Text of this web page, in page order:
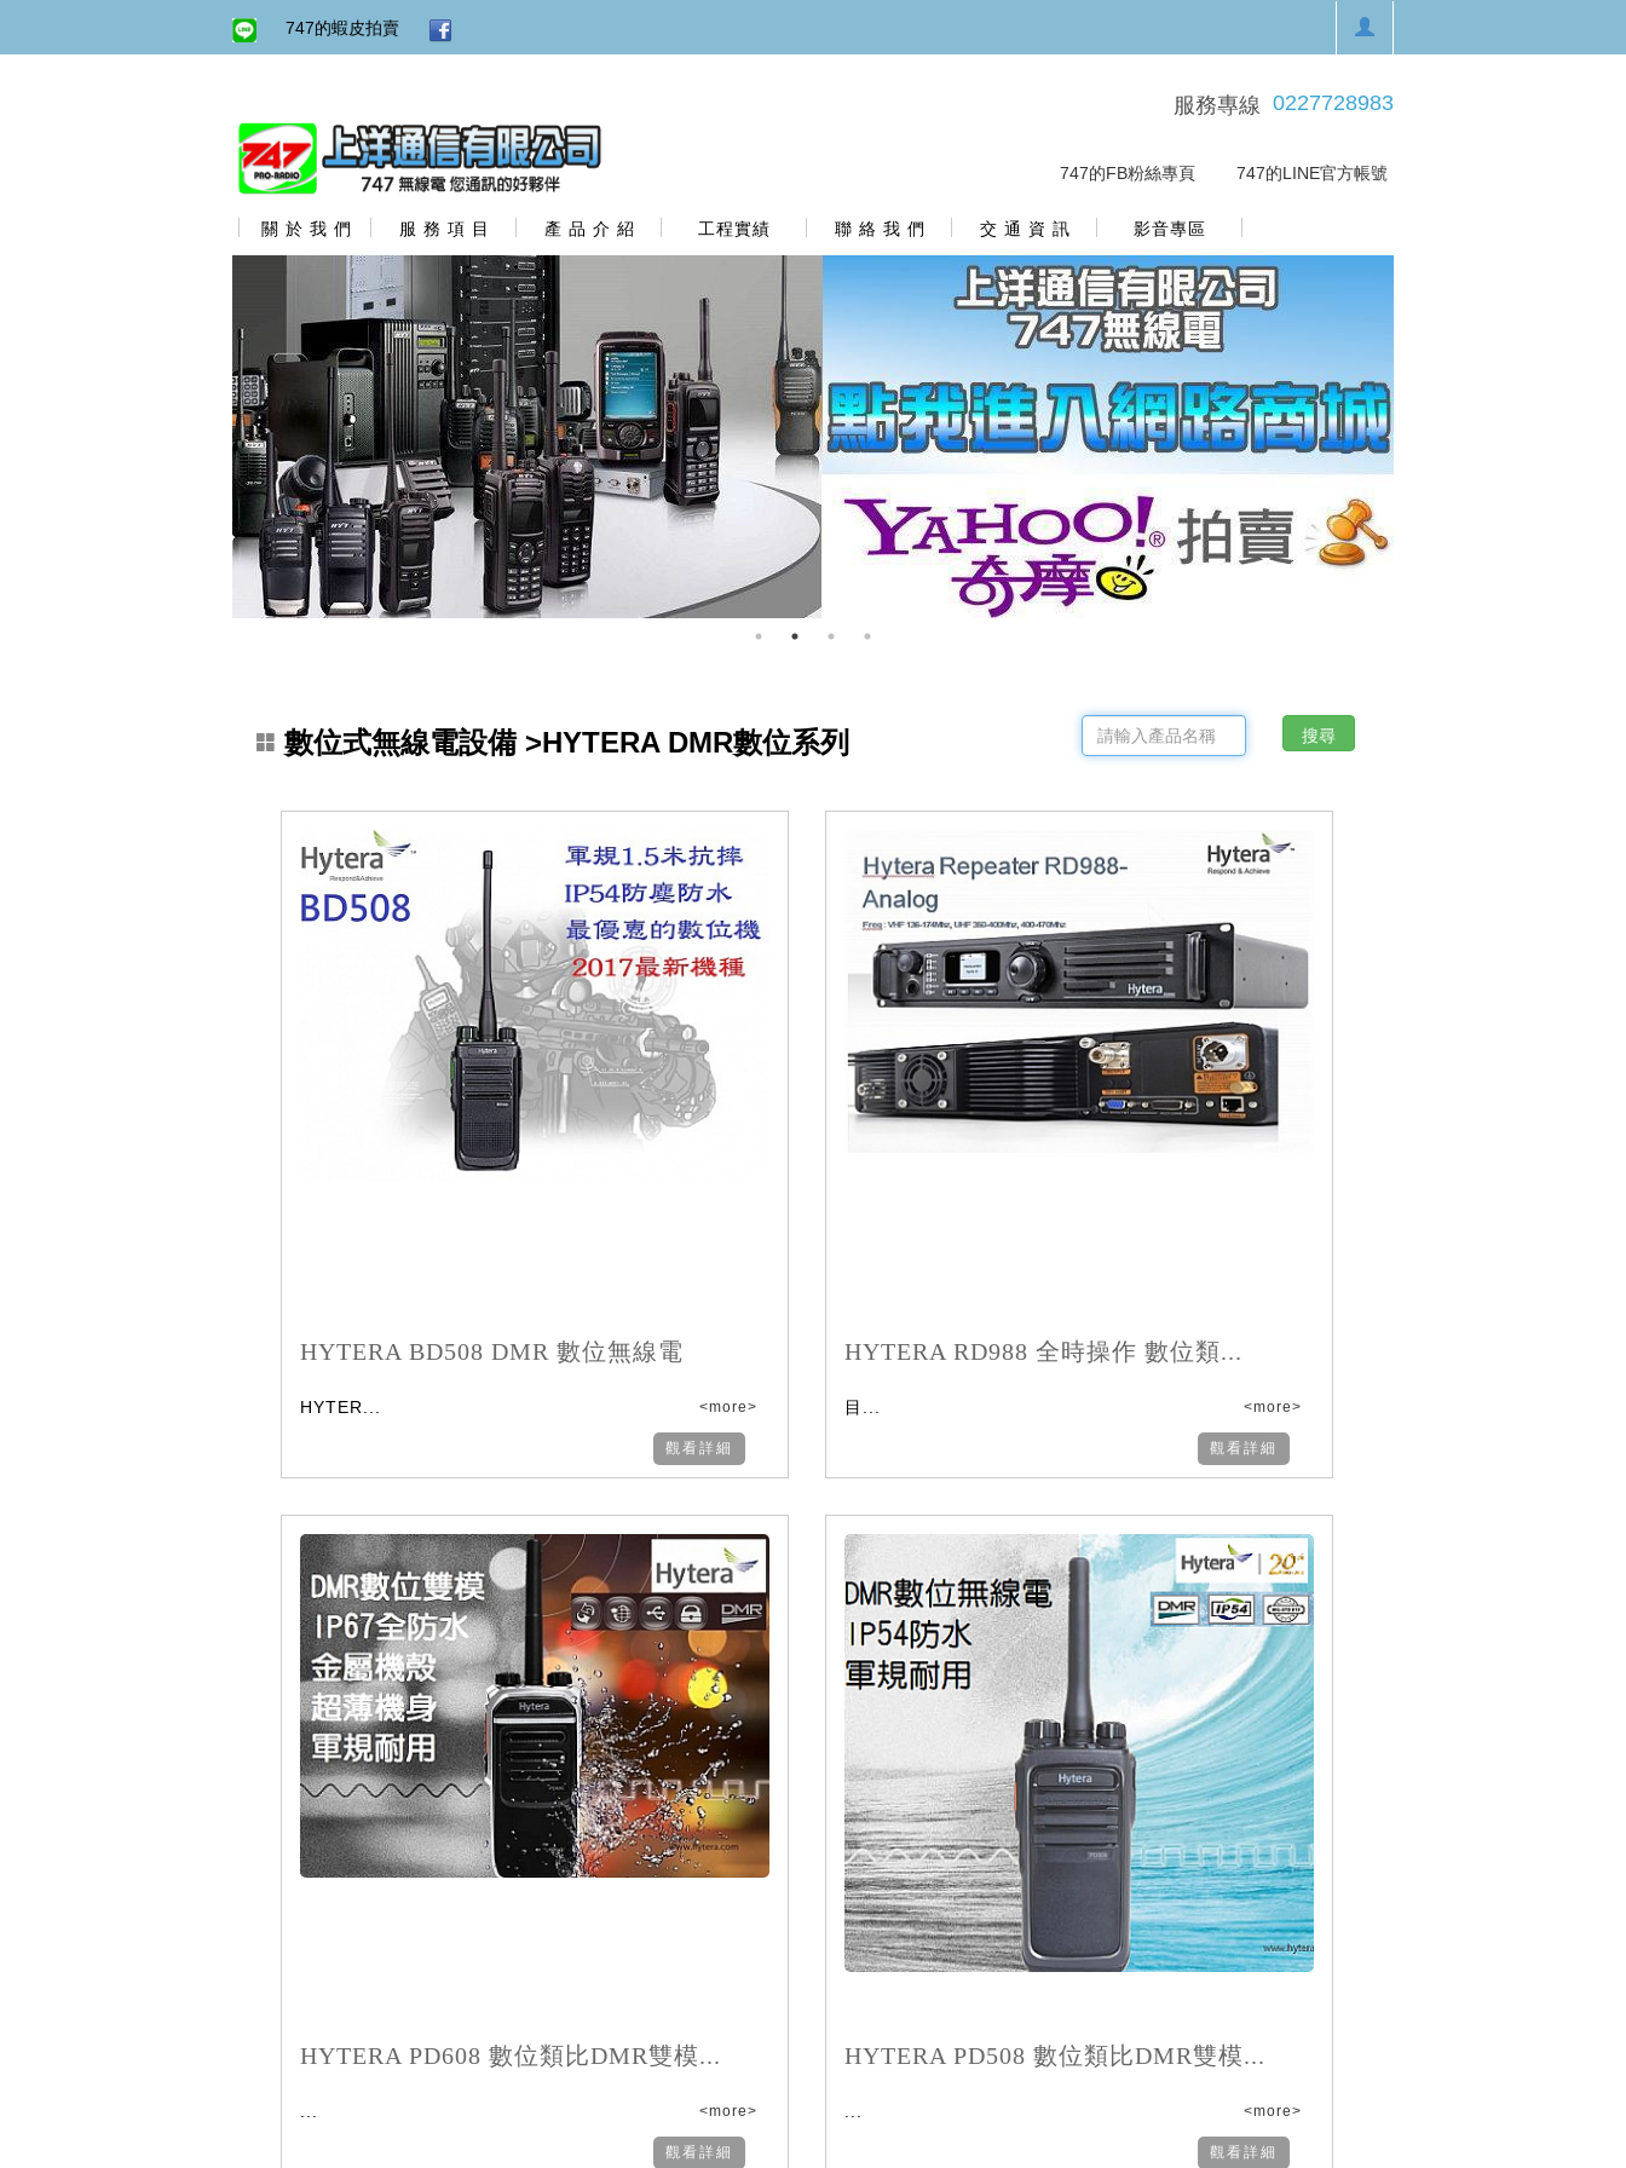
747的蝦皮拍賣
服務專線 0227728983
747的FB粉絲專頁 747的LINE官方帳號
關 於 我 們 服 務 項 目 產 品 介 紹 工程實績 聯 絡 我 們 交 通 資 訊 影音專區
數位式無線電設備 >HYTERA DMR數位系列
HYTERA BD508 DMR 數位無線電
HYTER... <more>
觀看詳細
HYTERA RD988 全時操作 數位類...
目... <more>
觀看詳細
HYTERA PD608 數位類比DMR雙模...
<more>
觀看詳細
HYTERA PD508 數位類比DMR雙模...
<more>
觀看詳細